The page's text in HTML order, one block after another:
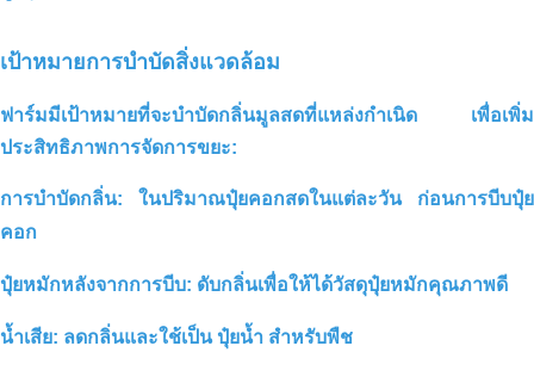
เป้าหมายการบำบัดสิ่งแวดล้อม
ฟาร์มมีเป้าหมายที่จะบำบัดกลิ่นมูลสดที่แหล่งกำเนิด เพื่อเพิ่ม
ประสิทธิภาพการจัดการขยะ:
การบำบัดกลิ่น: ในปริมาณปุ๋ยคอกสดในแต่ละวัน ก่อนการบีบปุ๋ย
คอก
ปุ๋ยหมักหลังจากการบีบ: ดับกลิ่นเพื่อให้ได้วัสดุปุ๋ยหมักคุณภาพดี
น้ำเสีย: ลดกลิ่นและใช้เป็น ปุ๋ยน้ำ สำหรับพืช